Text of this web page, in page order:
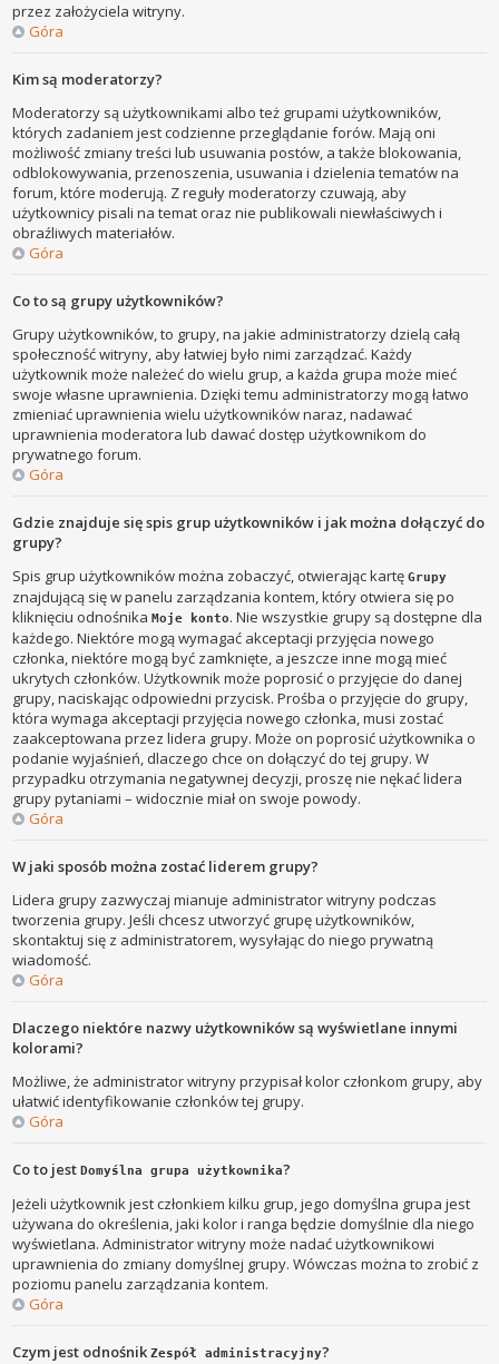
przez założyciela witryny.
Góra
Kim są moderatorzy?
Moderatorzy są użytkownikami albo też grupami użytkowników,
których zadaniem jest codzienne przeglądanie forów. Mają oni
możliwość zmiany treści lub usuwania postów, a także blokowania,
odblokowywania, przenoszenia, usuwania i dzielenia tematów na
forum, które moderują. Z reguły moderatorzy czuwają, aby
użytkownicy pisali na temat oraz nie publikowali niewłaściwych i
obraźliwych materiałów.
Góra
Co to są grupy użytkowników?
Grupy użytkowników, to grupy, na jakie administratorzy dzielą całą
społeczność witryny, aby łatwiej było nimi zarządzać. Każdy
użytkownik może należeć do wielu grup, a każda grupa może mieć
swoje własne uprawnienia. Dzięki temu administratorzy mogą łatwo
zmieniać uprawnienia wielu użytkowników naraz, nadawać
uprawnienia moderatora lub dawać dostęp użytkownikom do
prywatnego forum.
Góra
Gdzie znajduje się spis grup użytkowników i jak można dołączyć do
grupy?
Spis grup użytkowników można zobaczyć, otwierając kartęGrupy
znajdującą się w panelu zarządzania kontem, który otwiera się po
kliknięciu odnośnikaMoje konto. Nie wszystkie grupy są dostępne dla
każdego. Niektóre mogą wymagać akceptacji przyjęcia nowego
członka, niektóre mogą być zamknięte, a jeszcze inne mogą mieć
ukrytych członków. Użytkownik może poprosić o przyjęcie do danej
grupy, naciskając odpowiedni przycisk. Prośba o przyjęcie do grupy,
która wymaga akceptacji przyjęcia nowego członka, musi zostać
zaakceptowana przez lidera grupy. Może on poprosić użytkownika o
podanie wyjaśnień, dlaczego chce on dołączyć do tej grupy. W
przypadku otrzymania negatywnej decyzji, proszę nie nękać lidera
grupy pytaniami – widocznie miał on swoje powody.
Góra
W jaki sposób można zostać liderem grupy?
Lidera grupy zazwyczaj mianuje administrator witryny podczas
tworzenia grupy. Jeśli chcesz utworzyć grupę użytkowników,
skontaktuj się z administratorem, wysyłając do niego prywatną
wiadomość.
Góra
Dlaczego niektóre nazwy użytkowników są wyświetlane innymi
kolorami?
Możliwe, że administrator witryny przypisał kolor członkom grupy, aby
ułatwić identyfikowanie członków tej grupy.
Góra
Co to jestDomyślna grupa użytkownika?
Jeżeli użytkownik jest członkiem kilku grup, jego domyślna grupa jest
używana do określenia, jaki kolor i ranga będzie domyślnie dla niego
wyświetlana. Administrator witryny może nadać użytkownikowi
uprawnienia do zmiany domyślnej grupy. Wówczas można to zrobić z
poziomu panelu zarządzania kontem.
Góra
Czym jest odnośnikZespół administracyjny?